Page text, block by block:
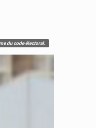
du code électoral.